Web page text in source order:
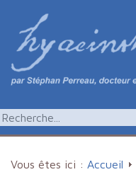
Vous êtes ici : Accueil